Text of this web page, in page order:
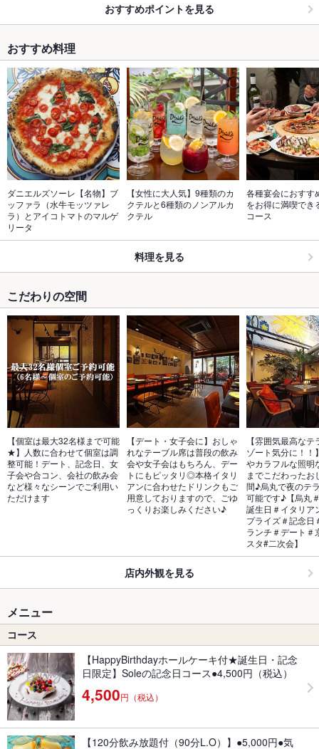
おすすめポイントを見る
おすすめ料理
ダニエルズソーレ【名物】ブ
ッファラ（水牛モッツァレ
ラ）とアイコトマトのマルゲ
リータ
【女性に大人気】9種類のカ
クテルと6種類のノンアルカ
クテル
各種宴会におすす
をお得に満喫でき
コース
料理を見る
こだわりの空間
【個室は最大32名様まで可能
★】人数に合わせて個室は調
整可能！デート、記念日、女
子会や合コン、会社の飲み会
など様々なシーンでご利用い
ただけます
【デート・女子会に】おしゃ
れなテーブル席は普段の飲み
会や女子会はもちろん、デー
トにもピッタリ◎本格イタリ
アンに合わせたドリンクもご
用意しておりますので、ごゆ
っくりお楽しみください♪
【雰囲気最高な
ゾート気分に！！
やカラフルな照明
までこだわったお
間♪烏丸で夜のテ
可能です♪【烏丸
誕生日＃イタリア
プライズ＃記念日
ランチ＃デート＃
スタ#二次会】
店内外観を見る
メニュー
コース
【HappyBirthdayホールケーキ付★誕生日・記念
日限定】Soleの記念日コース●4,500円（税込）
4,500円（税込）
【120分飲み放題付（90分L.O）】●5,000円●気